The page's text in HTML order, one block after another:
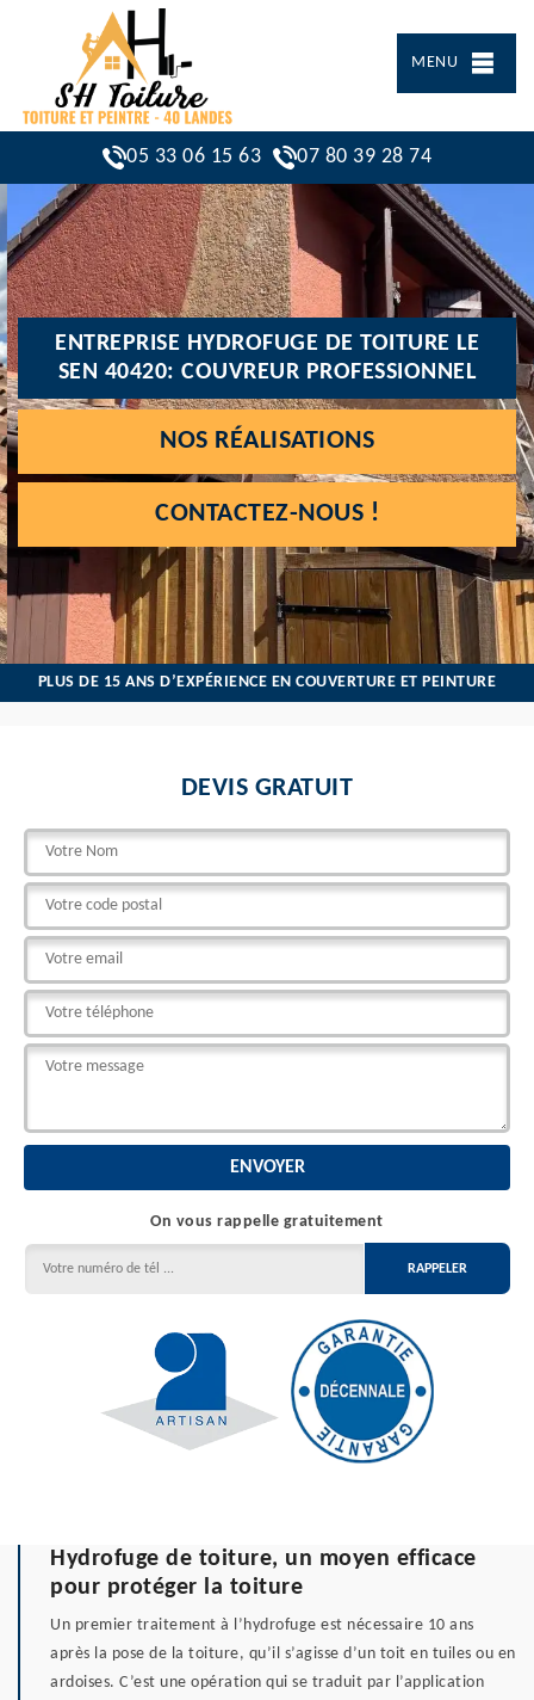
MENU
05 33 06 15 63 07 80 39 28 74
ENTREPRISE HYDROFUGE DE TOITURE LE
SEN 40420: COUVREUR PROFESSIONNEL
NOS RÉALISATIONS
CONTACTEZ-NOUS !
PLUS DE 15 ANS D’EXPÉRIENCE EN COUVERTURE ET PEINTURE
DEVIS GRATUIT
On vous rappelle gratuitement
Hydrofuge de toiture, un moyen efficace
pour protéger la toiture
Un premier traitement à l’hydrofuge est nécessaire 10 ans
après la pose de la toiture, qu’il s’agisse d’un toit en tuiles ou en
ardoises. C’est une opération qui se traduit par l’application